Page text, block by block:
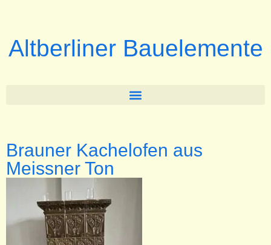
Altberliner Bauelemente
Brauner Kachelofen aus
Meissner Ton